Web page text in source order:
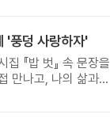
'풍덩 사랑하자'
『밥 벗』 속 문장을
만나고, 나의 삶과